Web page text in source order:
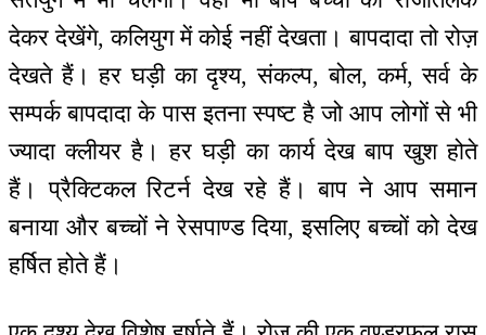
देकर देखेंगे, कलियुग में कोई नहीं देखता। बापदादा तो रोज़
देखते हैं। हर घड़ी का दृश्य, संकल्प, बोल, कर्म, सर्व के
सम्पर्क बापदादा के पास इतना स्पष्ट है जो आप लोगों से भी
ज्यादा क्लीयर है। हर घड़ी का कार्य देख बाप खुश होते
हैं। प्रैक्टिकल रिटर्न देख रहे हैं। बाप ने आप समान
बनाया और बच्चों ने रेसपाण्ड दिया, इसलिए बच्चों को देख
हर्षित होते हैं।